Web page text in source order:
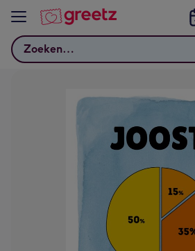
Bekijk meer
Zoeken